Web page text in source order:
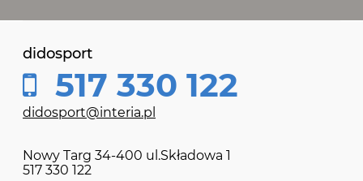
didosport
517 330 122
didosport@interia.pl
Nowy Targ 34-400 ul.Składowa 1
517 330 122